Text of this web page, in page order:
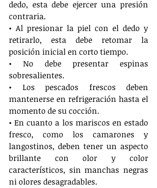
dedo, esta debe ejercer una presión
contraria.
• Al presionar la piel con el dedo y
retirarlo, esta debe retomar la
posición inicial en corto tiempo.
• No debe presentar espinas
sobresalientes.
• Los pescados frescos deben
mantenerse en refrigeración hasta el
momento de su cocción.
• En cuanto a los mariscos en estado
fresco, como los camarones y
langostinos, deben tener un aspecto
brillante con olor y color
característicos, sin manchas negras
ni olores desagradables.